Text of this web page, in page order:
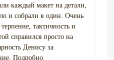
каждый макет на детали,
и собрали в один. Очень
тактичность и
справился просто на
Денису за
Подробно